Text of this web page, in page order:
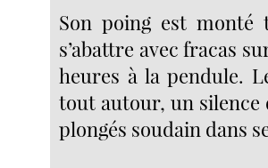
Son poing est
s’abattre avec fracas
heures à la pendule.
tout autour, un silence
plongés soudain dans